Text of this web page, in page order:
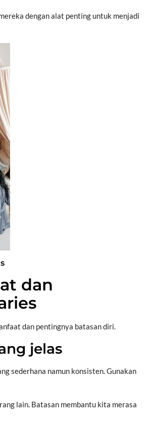
dengan alat penting untuk menjadi
dan
dan pentingnya batasan diri.
jelas
sederhana namun konsisten. Gunakan
lain. Batasan membantu kita merasa